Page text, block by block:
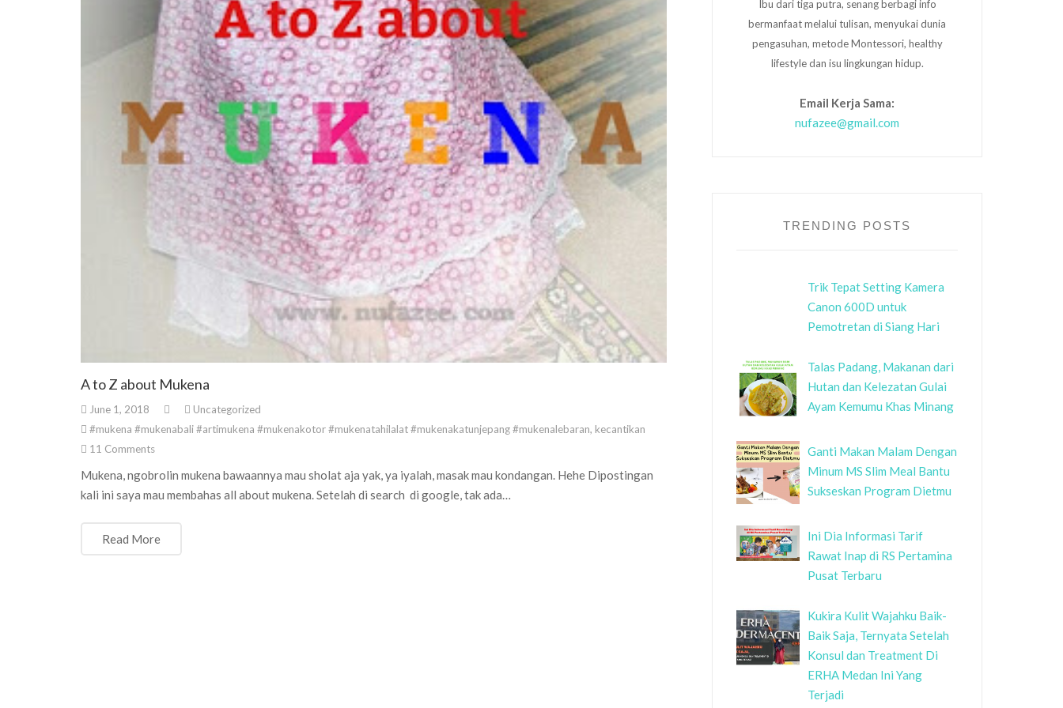
A to Z about Mukena
June 1, 2018
Uncategorized
#mukena #mukenabali #artimukena #mukenakotor #mukenatahilalat #mukenakatunjepang #mukenalebaran, kecantikan
11 Comments
Mukena, ngobrolin mukena bawaannya mau sholat aja yak, ya iyalah, masak mau kondangan. Hehe Dipostingan
kali ini saya mau membahas all about mukena. Setelah di search di google, tak ada…
Read More
Ibu dari tiga putra, senang berbagi info
bermanfaat melalui tulisan, menyukai dunia
pengasuhan, metode Montessori, healthy
lifestyle dan isu lingkungan hidup.
Email Kerja Sama:
nufazee@gmail.com
TRENDING POSTS
Trik Tepat Setting Kamera
Canon 600D untuk
Pemotretan di Siang Hari
Talas Padang, Makanan dari
Hutan dan Kelezatan Gulai
Ayam Kemumu Khas Minang
Ganti Makan Malam Dengan
Minum MS Slim Meal Bantu
Sukseskan Program Dietmu
Ini Dia Informasi Tarif
Rawat Inap di RS Pertamina
Pusat Terbaru
Kukira Kulit Wajahku Baik-
Baik Saja, Ternyata Setelah
Konsul dan Treatment Di
ERHA Medan Ini Yang
Terjadi